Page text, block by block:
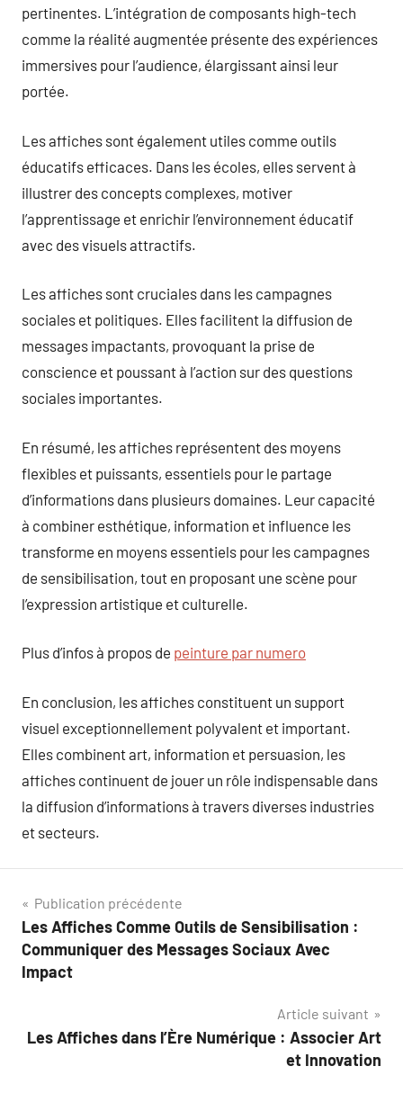
pertinentes. L’intégration de composants high-tech
comme la réalité augmentée présente des expériences
immersives pour l’audience, élargissant ainsi leur
portée.
Les affiches sont également utiles comme outils
éducatifs efficaces. Dans les écoles, elles servent à
illustrer des concepts complexes, motiver
l’apprentissage et enrichir l’environnement éducatif
avec des visuels attractifs.
Les affiches sont cruciales dans les campagnes
sociales et politiques. Elles facilitent la diffusion de
messages impactants, provoquant la prise de
conscience et poussant à l’action sur des questions
sociales importantes.
En résumé, les affiches représentent des moyens
flexibles et puissants, essentiels pour le partage
d’informations dans plusieurs domaines. Leur capacité
à combiner esthétique, information et influence les
transforme en moyens essentiels pour les campagnes
de sensibilisation, tout en proposant une scène pour
l’expression artistique et culturelle.
Plus d’infos à propos de peinture par numero
En conclusion, les affiches constituent un support
visuel exceptionnellement polyvalent et important.
Elles combinent art, information et persuasion, les
affiches continuent de jouer un rôle indispensable dans
la diffusion d’informations à travers diverses industries
et secteurs.
Navigation
de
l’article
Publication précédente
Les Affiches Comme Outils de Sensibilisation :
Communiquer des Messages Sociaux Avec
Impact
Article suivant
Les Affiches dans l’Ère Numérique : Associer Art
et Innovation